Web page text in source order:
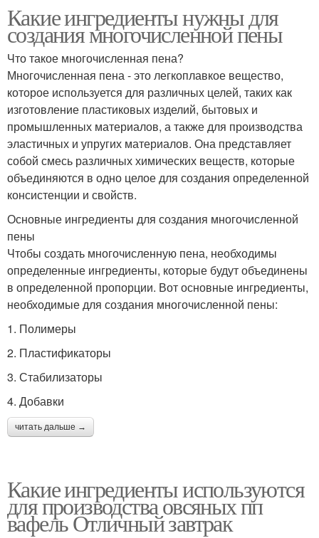
Какие ингредиенты нужны для
создания многочисленной пены
Что такое многочисленная пена?
Многочисленная пена - это легкоплавкое вещество,
которое используется для различных целей, таких как
изготовление пластиковых изделий, бытовых и
промышленных материалов, а также для производства
эластичных и упругих материалов. Она представляет
собой смесь различных химических веществ, которые
объединяются в одно целое для создания определенной
консистенции и свойств.
Основные ингредиенты для создания многочисленной
пены
Чтобы создать многочисленную пена, необходимы
определенные ингредиенты, которые будут объединены
в определенной пропорции. Вот основные ингредиенты,
необходимые для создания многочисленной пены:
1. Полимеры
2. Пластификаторы
3. Стабилизаторы
4. Добавки
читать дальше →
Какие ингредиенты используются
для производства овсяных пп
вафель Отличный завтрак